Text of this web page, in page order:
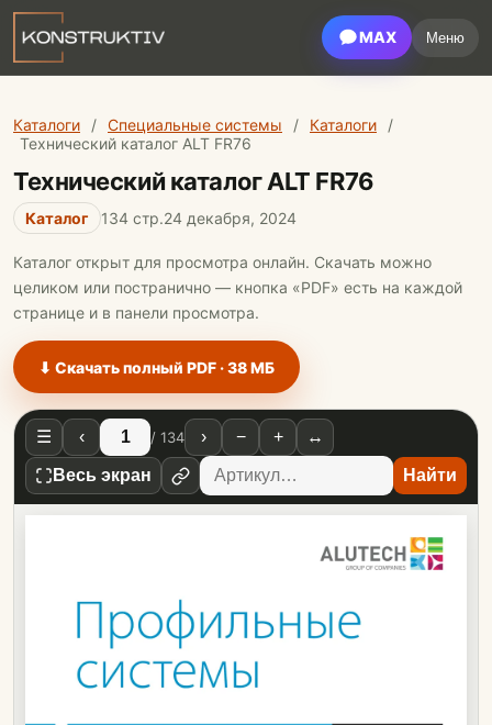
MAX Меню
Каталоги / Специальные системы / Каталоги
/
Технический каталог ALT FR76
Технический каталог ALT FR76
Каталог 134 стр.24 декабря, 2024
Каталог открыт для просмотра онлайн. Скачать можно
целиком или постранично — кнопка «PDF» есть на каждой
странице и в панели просмотра.
⬇ Скачать полный PDF · 38 МБ
☰ ‹ / 134 › − + ↔
Весь экран Найти